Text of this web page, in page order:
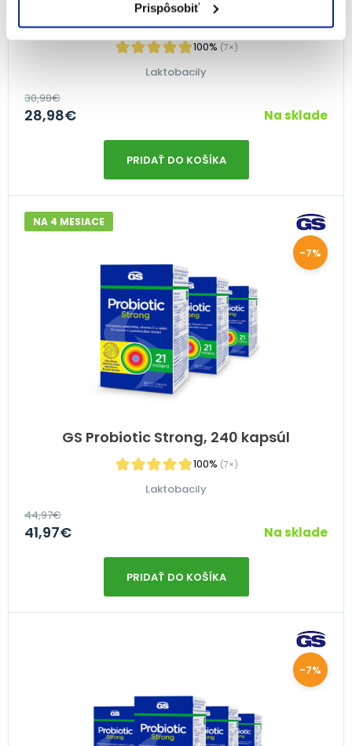
Prispôsobiť
GS Probiotic Strong, 160 kapsúl
100% (7×)
Laktobacily
30,98€
28,98€ Na sklade
PRIDAŤ DO KOŠÍKA
GS Probiotic Strong, 240 kapsúl
100% (7×)
NA 4 MESIACE
Laktobacily
-7%
44,97€
41,97€ Na sklade
PRIDAŤ DO KOŠÍKA
-7%